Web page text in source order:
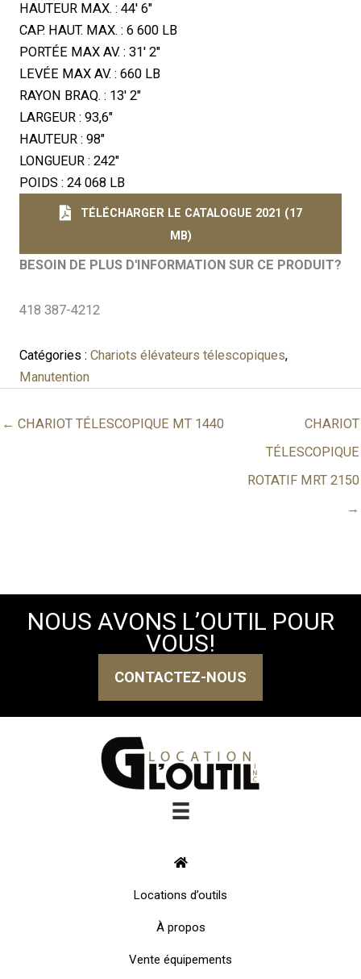
HAUTEUR MAX. : 44′ 6″
CAP. HAUT. MAX. : 6 600 LB
PORTÉE MAX AV. : 31′ 2″
LEVÉE MAX AV. : 660 LB
RAYON BRAQ. : 13′ 2″
LARGEUR : 93,6″
HAUTEUR : 98″
LONGUEUR : 242″
POIDS : 24 068 LB
TÉLÉCHARGER LE CATALOGUE 2021 (17
MB)
BESOIN DE PLUS D'INFORMATION SUR CE PRODUIT?
418 387-4212
Catégories : Chariots élévateurs télescopiques,
Manutention
← CHARIOT TÉLESCOPIQUE MT 1440
CHARIOT
TÉLESCOPIQUE
ROTATIF MRT 2150
→
NOUS AVONS L’OUTIL POUR
VOUS!
CONTACTEZ-NOUS
Locations d’outils
À propos
Vente équipements